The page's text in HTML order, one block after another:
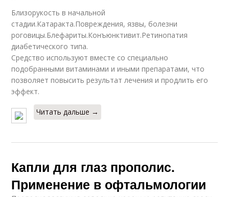
Близорукость в начальной
стадии.Катаракта.Повреждения, язвы, болезни
роговицы.Блефариты.Конъюнктивит.Ретинопатия
диабетического типа.
Средство используют вместе со специально
подобранными витаминами и иными препаратами, что
позволяет повысить результат лечения и продлить его
эффект.
Читать дальше →
Капли для глаз прополис.
Применение в офтальмологии